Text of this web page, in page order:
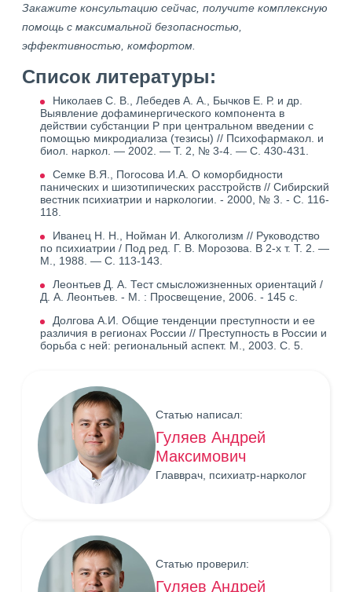
Закажите консультацию сейчас, получите комплексную
помощь с максимальной безопасностью,
эффективностью, комфортом.
Список литературы:
Николаев С. В., Лебедев А. А., Бычков Е. Р. и др.
Выявление дофаминергического компонента в
действии субстанции Р при центральном введении с
помощью микродиализа (тезисы) // Психофармакол. и
биол. наркол. — 2002. — Т. 2, № 3-4. — С. 430-431.
Семке В.Я., Погосова И.А. О коморбидности
панических и шизотипических расстройств // Сибирский
вестник психиатрии и наркологии. - 2000, № 3. - С. 116-
118.
Иванец Н. Н., Нойман И. Алкоголизм // Руководство
по психиатрии / Под ред. Г. В. Морозова. В 2-х т. Т. 2. —
М., 1988. — С. 113-143.
Леонтьев Д. А. Тест смысложизненных ориентаций /
Д. А. Леонтьев. - М. : Просвещение, 2006. - 145 с.
Долгова А.И. Общие тенденции преступности и ее
различия в регионах России // Преступность в России и
борьба с ней: региональный аспект. М., 2003. С. 5.
Статью написал:
Гуляев Андрей
Максимович
Главврач, психиатр-нарколог
Статью проверил:
Гуляев Андрей